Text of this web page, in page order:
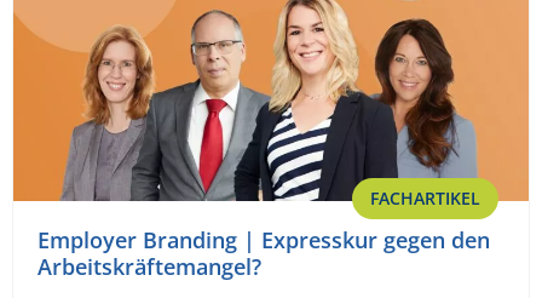
FACHARTIKEL
Employer Branding | Expresskur gegen den
Arbeitskräftemangel?